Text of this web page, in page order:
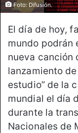
Foto: Difusión.
El día de hoy,
mundo podrán
nueva canción
lanzamiento de
estudio” de la
mundial el día
durante la
Nacionales de